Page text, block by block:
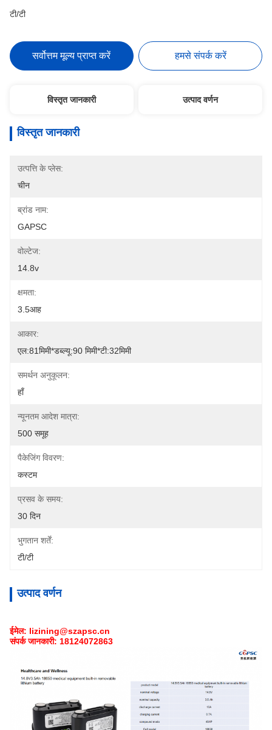
टी/टी
सर्वोत्तम मूल्य प्राप्त करें हमसे संपर्क करें
विस्तृत जानकारी उत्पाद वर्णन
विस्तृत जानकारी
उत्पत्ति के प्लेस:
चीन
ब्रांड नाम:
GAPSC
वोल्टेज:
14.8v
क्षमता:
3.5आह
आकार:
एल:81मिमी*डब्ल्यू:90 मिमी*टी:32मिमी
समर्थन अनुकूलन:
हाँ
न्यूनतम आदेश मात्रा:
500 समूह
पैकेजिंग विवरण:
कस्टम
प्रसव के समय:
30 दिन
भुगतान शर्तें:
टी/टी
उत्पाद वर्णन
ईमेल: lizining@szapsc.cn
संपर्क जानकारी: 18124072863